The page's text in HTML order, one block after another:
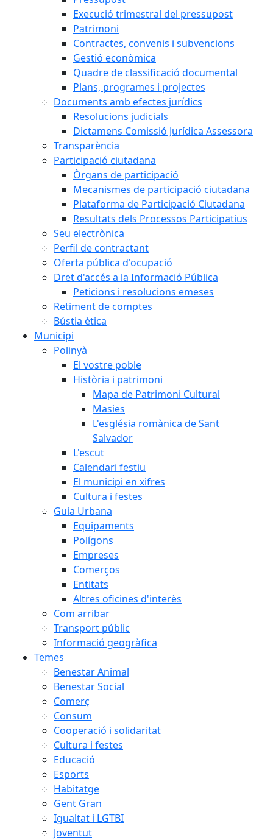
Execució trimestral del pressupost
Patrimoni
Contractes, convenis i subvencions
Gestió econòmica
Quadre de classificació documental
Plans, programes i projectes
Documents amb efectes jurídics
Resolucions judicials
Dictamens Comissió Jurídica Assessora
Transparència
Participació ciutadana
Òrgans de participació
Mecanismes de participació ciutadana
Plataforma de Participació Ciutadana
Resultats dels Processos Participatius
Seu electrònica
Perfil de contractant
Oferta pública d'ocupació
Dret d'accés a la Informació Pública
Peticions i resolucions emeses
Retiment de comptes
Bústia ètica
Municipi
Polinyà
El vostre poble
Història i patrimoni
Mapa de Patrimoni Cultural
Masies
L'església romànica de Sant
Salvador
L'escut
Calendari festiu
El municipi en xifres
Cultura i festes
Guia Urbana
Equipaments
Polígons
Empreses
Comerços
Entitats
Altres oficines d'interès
Com arribar
Transport públic
Informació geogràfica
Temes
Benestar Animal
Benestar Social
Comerç
Consum
Cooperació i solidaritat
Cultura i festes
Educació
Esports
Habitatge
Gent Gran
Igualtat i LGTBI
Joventut